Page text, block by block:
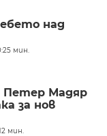
над
мин.
Петер Мадяр
за нов
мин.